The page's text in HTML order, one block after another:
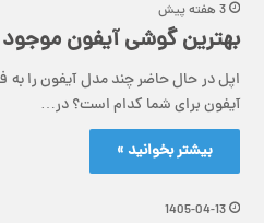
3 هفته پیش
بهترین گوشی آیفون موجود در
اپل در حال حاضر چند مدل آیفون را
آیفون برای شما کدام است؟ در…
بیشتر بخوانید »
1405-04-13